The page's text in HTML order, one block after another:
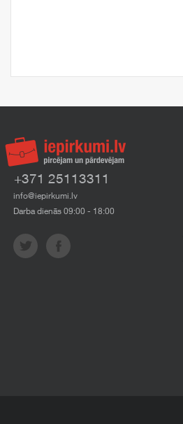
+371 25113311
info@iepirkumi.lv
Darba dienās 09:00 - 18:00